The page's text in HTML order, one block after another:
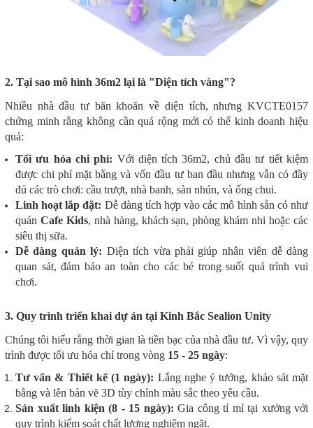
2. Tại sao mô hình 36m2 lại là "Diện tích vàng"?
Nhiều nhà đầu tư băn khoăn về diện tích, nhưng KVCTE0157
chứng minh rằng không cần quá rộng mới có thể kinh doanh hiệu
quả:
Tối ưu hóa chi phí: Với diện tích 36m2, chủ đầu tư tiết kiệm
được chi phí mặt bằng và vốn đầu tư ban đầu nhưng vẫn có đầy
đủ các trò chơi: cầu trượt, nhà banh, sàn nhún, và ống chui.
Linh hoạt lắp đặt: Dễ dàng tích hợp vào các mô hình sẵn có như
quán Cafe Kids, nhà hàng, khách sạn, phòng khám nhi hoặc các
siêu thị sữa.
Dễ dàng quản lý: Diện tích vừa phải giúp nhân viên dễ dàng
quan sát, đảm bảo an toàn cho các bé trong suốt quá trình vui
chơi.
3. Quy trình triển khai dự án tại Kinh Bắc Sealion Unity
Chúng tôi hiểu rằng thời gian là tiền bạc của nhà đầu tư. Vì vậy, quy
trình được tối ưu hóa chỉ trong vòng 15 - 25 ngày:
Tư vấn & Thiết kế (1 ngày): Lắng nghe ý tưởng, khảo sát mặt
bằng và lên bản vẽ 3D tùy chỉnh màu sắc theo yêu cầu.
Sản xuất linh kiện (8 - 15 ngày): Gia công tỉ mỉ tại xưởng với
quy trình kiểm soát chất lượng nghiêm ngặt.